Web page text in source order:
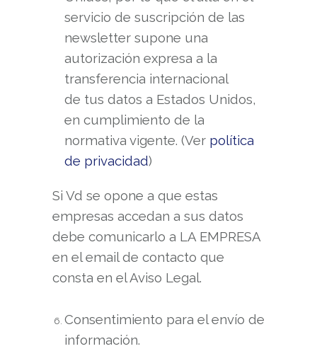
servicio de suscripción de las
newsletter supone una
autorización expresa a la
transferencia internacional
de tus datos a Estados Unidos,
en cumplimiento de la
normativa vigente. (Ver política
de privacidad)
Si Vd se opone a que estas
empresas accedan a sus datos
debe comunicarlo a LA EMPRESA
en el email de contacto que
consta en el Aviso Legal.
Consentimiento para el envío de
información.